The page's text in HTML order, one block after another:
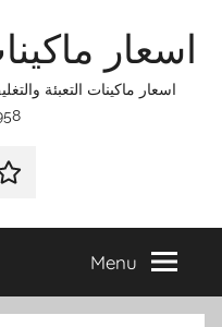
اسعار
Menu